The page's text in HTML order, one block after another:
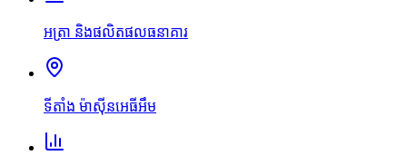
អត្រា និងផលិតផលធនាគារ
ទីតាំង ម៉ាស៊ីនអេធីអឹម